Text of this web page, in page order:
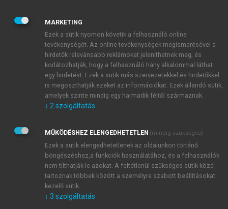
JELSZÓ
JELSZÓ ÚJRA
Kérek értesítést a MeRSZ újdonságairól, akcióiról.
Kérek értesítést az Akadémiai Kiadó Zrt. újdonságairól,
Adatkezelési tájékoztatóbanfoglaltakat tudomásul
veszem és elfogadom.
Általános vásárlási feltételeket, valamint a szotar.netés a
mersz.huoldalak licencszerződéseiben foglaltakat
tudomásul veszem és elfogadom.
KIPRÓBÁLOM
MARKETING
Ezek a sütik nyomon követik a felhasználó online
tevékenységét. Az online tevékenységek megismerésével a
hirdetők relevánsabb reklámokat jeleníthetnek meg, és
korlátozhatják, hogy a felhasználó hány alkalommal láthat
egy hirdetést. Ezek a sütik más szervezetekkel és hirdetőkkel
is megoszthatják ezeket az információkat. Ezek állandó sütik,
amelyek szinte mindig egy harmadik féltől származnak.
↓ 2 szolgáltatás
MŰKÖDÉSHEZ ELENGEDHETETLEN (mindig szükséges)
Ezek a sütik elengedhetetlenek az oldalunkon történő
böngészéshez,a funkciók használatához, és a felhasználók
nem tilthatják le azokat. A feltétlenül szükséges sütik közé
tartoznak többek között a személyre szabott beállításokat
kezelő sütik.
↓ 3 szolgáltatás